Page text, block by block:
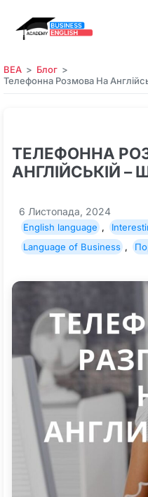
BEA
Блог
Телефонна Розмова На
ТЕЛЕФОННА
АНГЛІЙСЬКІЙ –
6 Листопада, 2024
English language ,
Language of Business ,